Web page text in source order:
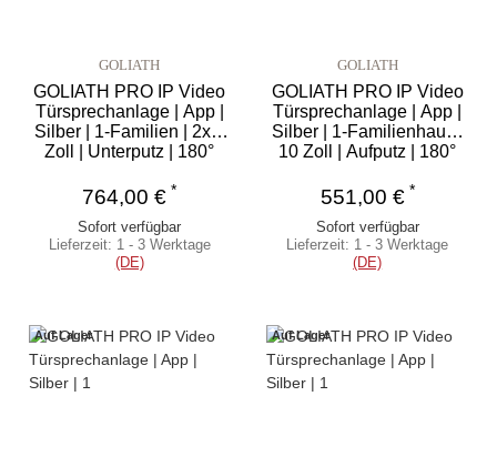
GOLIATH
GOLIATH PRO IP Video
Türsprechanlage | App |
Silber | 1-Familien | 2x 7
Zoll | Unterputz | 180°
764,00 € *
Sofort verfügbar
Lieferzeit: 1 - 3 Werktage
(DE)
GOLIATH
GOLIATH PRO IP Video
Türsprechanlage | App |
Silber | 1-Familienhaus |
10 Zoll | Aufputz | 180°
551,00 €*
Sofort verfügbar
Lieferzeit: 1 - 3 Werktage
(DE)
Auf Lager Auf Lager